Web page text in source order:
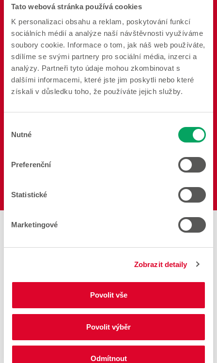
Tato webová stránka používá cookies
K personalizaci obsahu a reklam, poskytování funkcí
sociálních médií a analýze naší návštěvnosti využíváme
soubory cookie. Informace o tom, jak náš web používáte,
sdílíme se svými partnery pro sociální média, inzerci a
analýzy. Partneři tyto údaje mohou zkombinovat s
dalšími informacemi, které jste jim poskytli nebo které
získali v důsledku toho, že používáte jejich služby.
souhlasu
Nutné
Preferenční
Statistické
Marketingové
Zobrazit detaily
Povolit vše
Povolit výběr
Odmítnout
Koupelna Osvětlení Dekorace
Jídlo
Prodejny v blízkosti
Woolworth – Jihlava
Woolworth – Trebic
Spojovaci 1345
Vzdálenost